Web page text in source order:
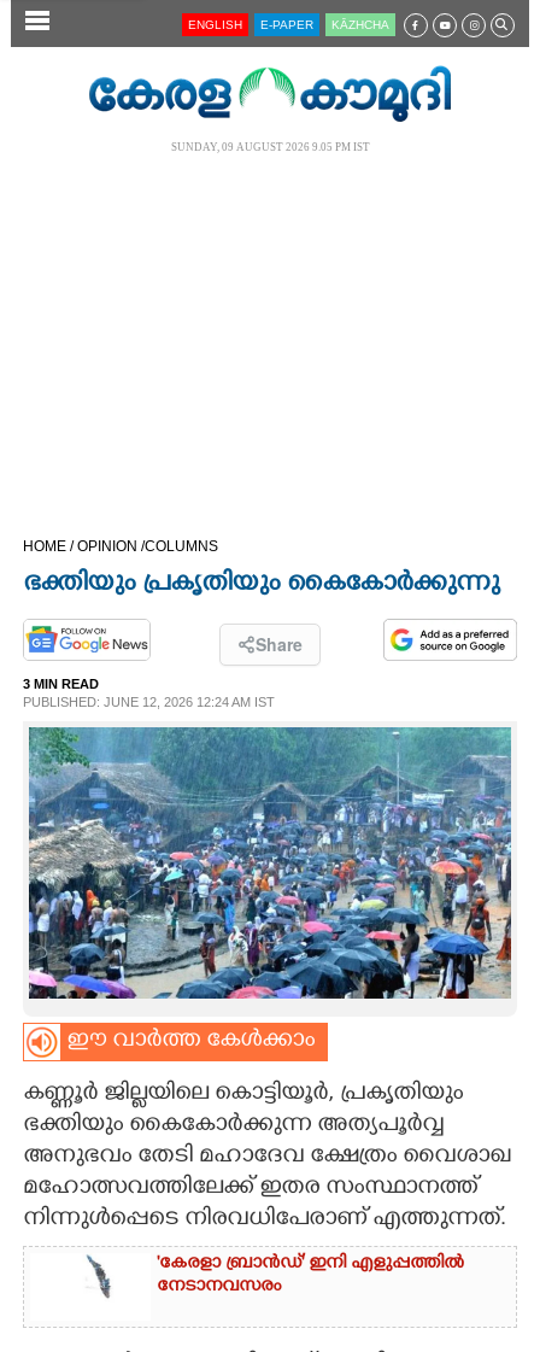
SECTIONS
OPINION
PHOTOS
LIFESTYLE
SPIRITUAL
INFO+
ART
ASTRO
CARTOONS
LITERATURE
CONTACT US
ENGLISH E-PAPER KĀZHCHA
SUNDAY, 09 AUGUST 2026 9.05 PM IST
HOME /OPINION /COLUMNS
ഭക്തിയും പ്രകൃതിയും കൈകോർക്കുന്നു
Share
3 MIN READ
PUBLISHED: JUNE 12, 2026 12:24 AM IST
ഈ വാർത്ത കേൾക്കാം
കണ്ണൂർ ജില്ലയിലെ കൊട്ടിയൂർ, പ്രകൃതിയും
ഭക്തിയും കൈകോർക്കുന്ന അത്യപൂർവ്വ
അനുഭവം തേടി മഹാദേവ ക്ഷേത്രം വൈശാഖ
മഹോത്സവത്തിലേക്ക് ഇതര സംസ്ഥാനത്ത്
നിന്നുൾപ്പെടെ നിരവധിപേരാണ് എത്തുന്നത്.
"കേരളാ ബ്രാൻഡ്" ഇനി എളുപ്പത്തിൽ
നേടാനവസരം